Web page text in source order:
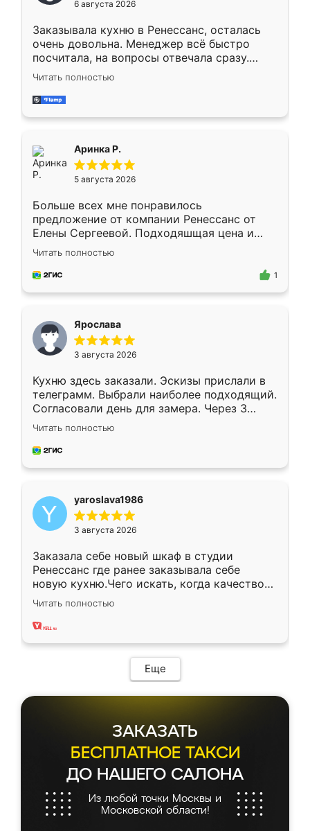
мебели буду заказывать только здесь.
6 августа 2026
Заказывала кухню в Ренессанс, осталась
очень довольна. Менеджер всё быстро
посчитала, на вопросы отвечала сразу.
Замерщик приехал в субботу, подошёл к
делу со всей ответственностью. Собрали
за день, ребята работали аккуратно, даже
Читать полностью
Аринка Р.
5 августа 2026
Больше всех мне понравилось
предложение от компании Ренессанс от
Елены Сергеевой. Подходяшщая цена и
короткие сроки изготовления. Приехавший
для замера сотрудник Владислав
предложил по моему эскизу самый
Читать полностью
1
Ярослава
3 августа 2026
Кухню здесь заказали. Эскизы прислали в
телеграмм. Выбрали наиболее подходящий.
Согласовали день для замера. Через 3
недели кухня была уже готова. Остались
довольны работой. Спасибо Ренессанс
мебель за качественную работу!
Читать полностью
yaroslava1986
3 августа 2026
Заказала себе новый шкаф в студии
Ренессанс где ранее заказывала себе
новую кухню.Чего искать, когда качеством
вполне довольна. Служит кухня уже почти
два года, нареканий нет.
Читать полностью
Еще
ЗАКАЗАТЬ
БЕСПЛАТНОЕ ТАКСИ
ДО НАШЕГО САЛОНА
Из любой точки Москвы и
Московской области!